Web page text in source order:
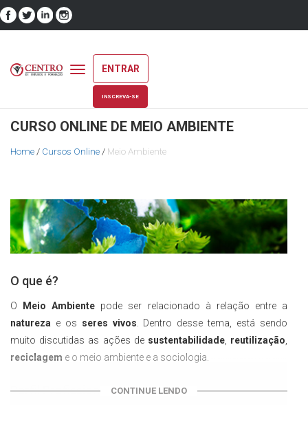
Toggle
navigation
ENTRAR
INSCREVA-SE
CURSO ONLINE DE MEIO AMBIENTE
Home / Cursos Online / Meio Ambiente
O que é?
O Meio Ambiente pode ser relacionado à relação entre a
natureza e os seres vivos . Dentro desse tema, está sendo
muito discutidas as ações de sustentabilidade, reutilização
reciclagem e o meio ambiente e a sociologia.
Perfil Profissional CONTINUE LENDO